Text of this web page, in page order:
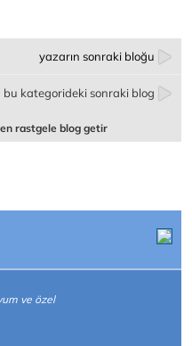
yazarın sonraki bloğu
bu kategorideki sonraki blog
rastgele blog getir
ve özel